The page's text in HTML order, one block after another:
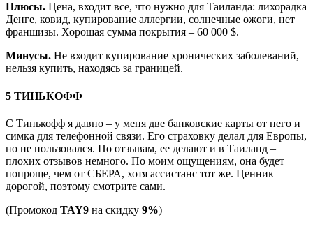
Плюсы. Цена, входит все, что нужно для Таиланда: лихорадка
Денге, ковид, купирование аллергии, солнечные ожоги, нет
франшизы. Хорошая сумма покрытия – 60 000 $.
Минусы. Не входит купирование хронических заболеваний,
нельзя купить, находясь за границей.
5 ТИНЬКОФФ
С Тинькофф я давно – у меня две банковские карты от него и
симка для телефонной связи. Его страховку делал для Европы,
но не пользовался. По отзывам, ее делают и в Таиланд –
плохих отзывов немного. По моим ощущениям, она будет
попроще, чем от СБЕРА, хотя ассистанс тот же. Ценник
дорогой, поэтому смотрите сами.
(Промокод TAY9 на скидку 9%)